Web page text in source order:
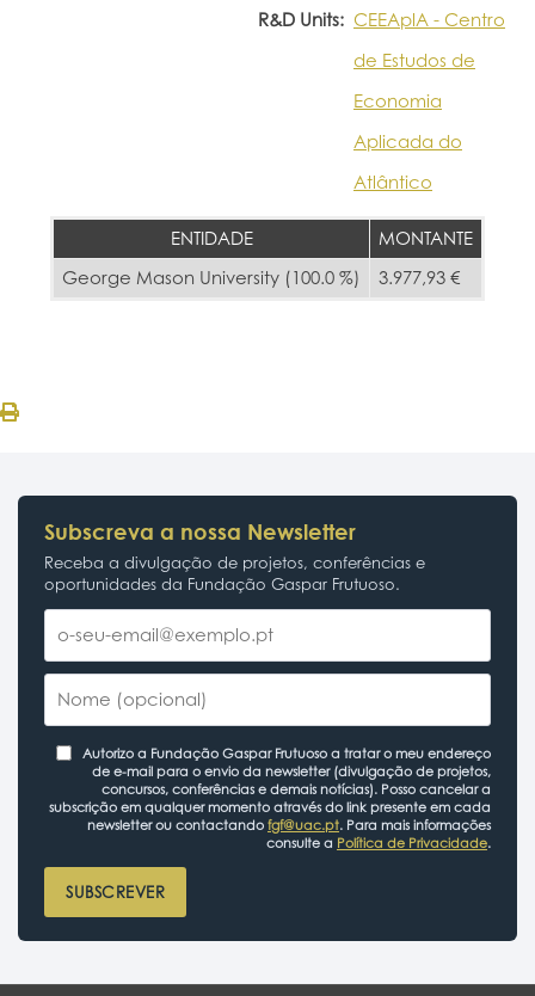
R&D Units: CEEAplA - Centro
de Estudos de
Economia
Aplicada do
Atlântico
ENTIDADE
MONTANTE
George Mason University (100.0 %)
3.977,93 €
Subscreva a nossa Newsletter
Receba a divulgação de projetos, conferências e
oportunidades da Fundação Gaspar Frutuoso.
Autorizo a Fundação Gaspar Frutuoso a tratar o meu endereço
de e-mail para o envio da newsletter (divulgação de projetos,
concursos, conferências e demais notícias). Posso cancelar a
subscrição em qualquer momento através do link presente em cada
newsletter ou contactando fgf@uac.pt. Para mais informações
consulte a Política de Privacidade.
SUBSCREVER